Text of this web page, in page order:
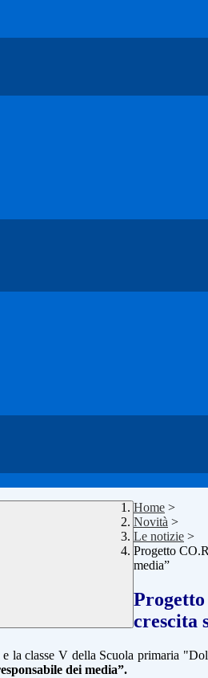
Home >
Novità >
Le notizie >
Progetto
media”
crescita
e la classe V della Scuola primaria
dei media”.